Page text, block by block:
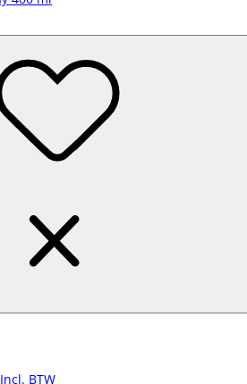
Incl. BTW